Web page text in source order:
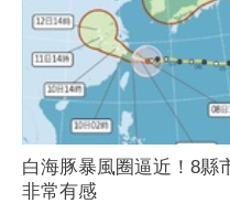
白海豚暴風圈逼近！8
非常有感